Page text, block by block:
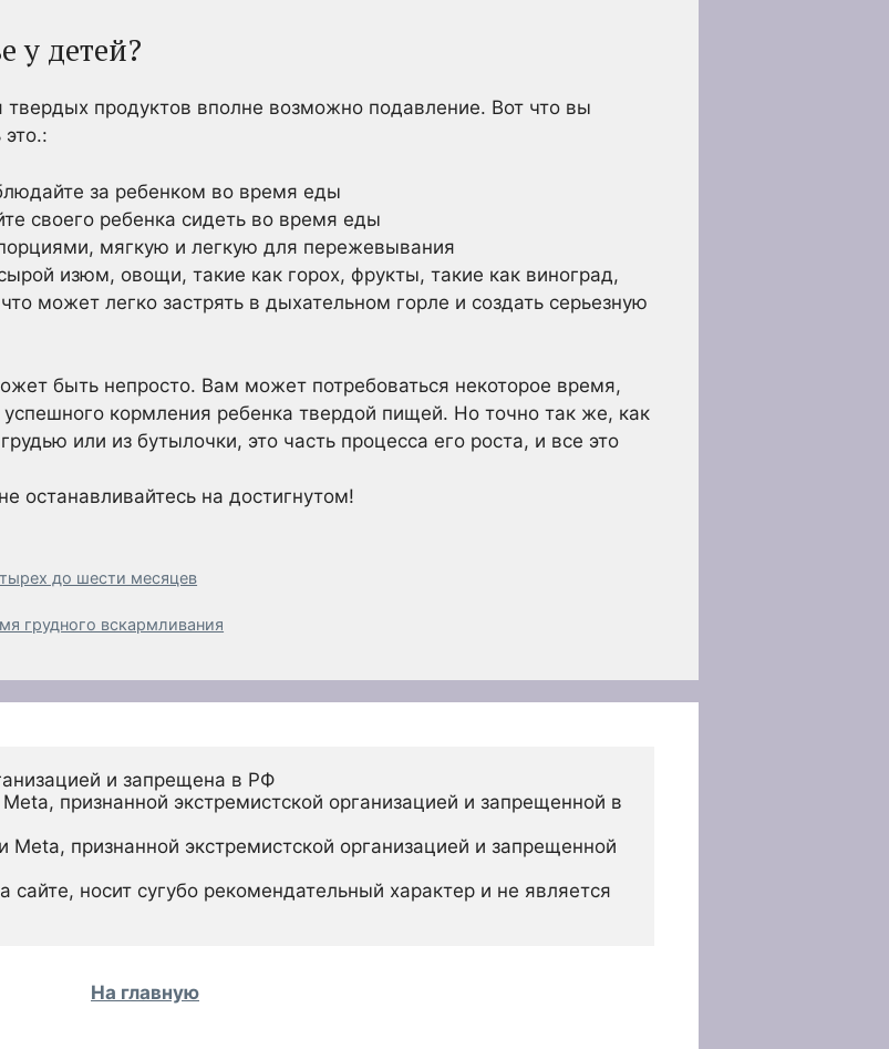
у детей?
твердых продуктов вполне возможно подавление. Вот что вы
за ребенком во время еды
своего ребенка сидеть во время еды
мягкую и легкую для пережевывания
изюм, овощи, такие как горох, фрукты, такие как виноград,
может легко застрять в дыхательном горле и создать серьезную
быть непросто. Вам может потребоваться некоторое время,
кормления ребенка твердой пищей. Но точно так же, как
или из бутылочки, это часть процесса его роста, и все это
останавливайтесь на достигнутом!
до шести месяцев
грудного вскармливания
и запрещена в РФ
признанной экстремистской организацией и запрещенной в
признанной экстремистской организацией и запрещенной
носит сугубо рекомендательный характер и не является
На главную